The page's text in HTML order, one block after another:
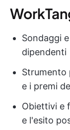
Sondaggi
dipendenti
Strumento
e i premi
Obiettivi e
e l'esito